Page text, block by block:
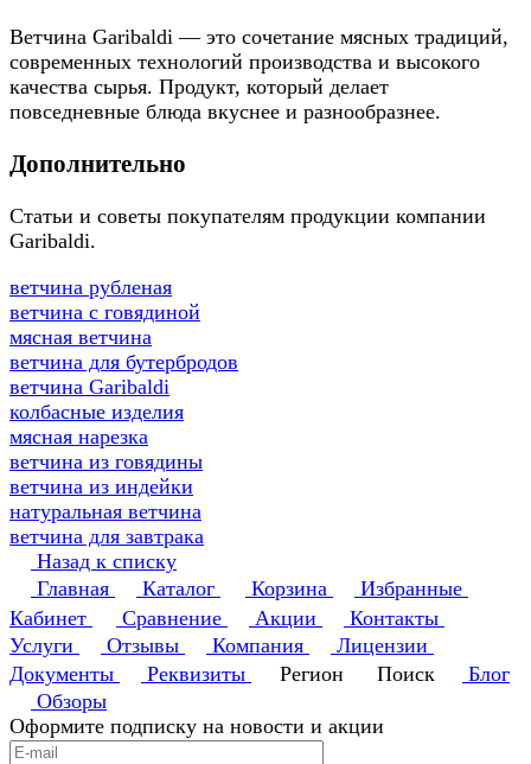
Ветчина Garibaldi — это сочетание мясных традиций,
современных технологий производства и высокого
качества сырья. Продукт, который делает
повседневные блюда вкуснее и разнообразнее.
Дополнительно
Статьи и советы покупателям продукции компании
Garibaldi.
ветчина рубленая
ветчина с говядиной
мясная ветчина
ветчина для бутербродов
ветчина Garibaldi
колбасные изделия
мясная нарезка
ветчина из говядины
ветчина из индейки
натуральная ветчина
ветчина для завтрака
Назад к списку
Главная
Каталог Корзина
Избранные
Кабинет
Сравнение Акции
Контакты
Услуги
Отзывы Компания
Лицензии
Документы
Реквизиты Регион Поиск
Блог
Обзоры
Оформите подписку на новости и акции